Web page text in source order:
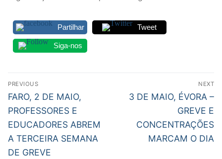
1º CICLO
2º/3º CEB / SECUNDÁRIO
EDUCAÇÃO ESPECIAL
PARTICULAR / IPSS / MISERICÓRDIAS
ENSINO SUPERIOR
PROFESSORES CONTRATADOS
Partilhar Tweet
Siga-nos
Navegação
de
artigos
PREVIOUS
Previous
post:
FARO, 2 DE MAIO,
PROFESSORES E
EDUCADORES ABREM
A TERCEIRA SEMANA
DE GREVE
NEXT
Next
3 DE MAIO, ÉVORA –
GREVE E
CONCENTRAÇÕES
MARCAM O DIA